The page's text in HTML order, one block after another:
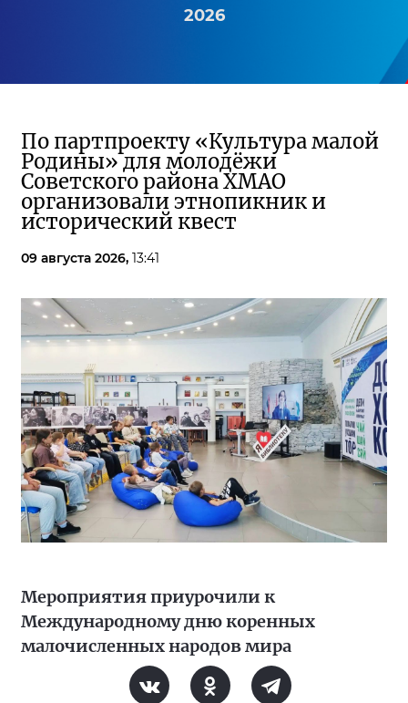
2026
По партпроекту «Культура малой
Родины» для молодёжи
Советского района ХМАО
организовали этнопикник и
исторический квест
09 августа 2026, 13:41
Мероприятия приурочили к
Международному дню коренных
малочисленных народов мира